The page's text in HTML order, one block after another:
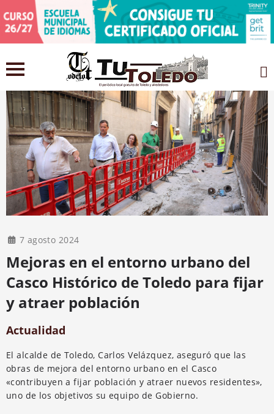
7 agosto 2024
Mejoras en el entorno urbano del
Casco Histórico de Toledo para fijar
y atraer población
Actualidad
El alcalde de Toledo, Carlos Velázquez, aseguró que las
obras de mejora del entorno urbano en el Casco
«contribuyen a fijar población y atraer nuevos residentes»,
uno de los objetivos su equipo de Gobierno.